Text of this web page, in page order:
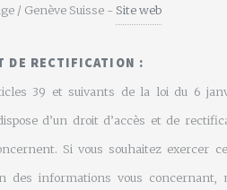
/ Genève Suisse -Site web
DE RECTIFICATION :
39 et suivants de la loi du 6
d’un droit d’accès et de
Si vous souhaitez exercer
des informations vous concernant,